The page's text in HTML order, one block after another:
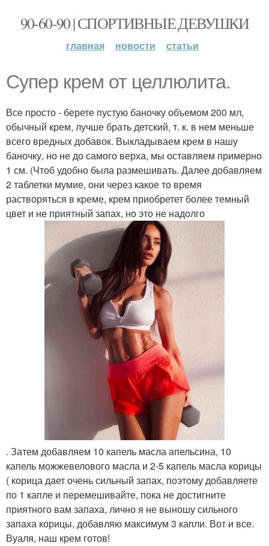
90-60-90 | СПОРТИВНЫЕ ДЕВУШКИ
главная новости статьи
Супер крем от целлюлита.
Все просто - берете пустую баночку объемом 200 мл,
обычный крем, лучше брать детский, т. к. в нем меньше
всего вредных добавок. Выкладываем крем в нашу
баночку, но не до самого верха, мы оставляем примерно
1 см. (Чтоб удобно была размешивать. Далее добавляем
2 таблетки мумие, они через какое то время
растворяться в креме, крем приобретет более темный
цвет и не приятный запах, но это не надолго
. Затем добавляем 10 капель масла апельсина, 10
капель можжевелового масла и 2-5 капель масла корицы
( корица дает очень сильный запах, поэтому добавляете
по 1 капле и перемешивайте, пока не достигните
приятного вам запаха, лично я не выношу сильного
запаха корицы, добавляю максимум 3 капли. Вот и все.
Вуаля, наш крем готов!